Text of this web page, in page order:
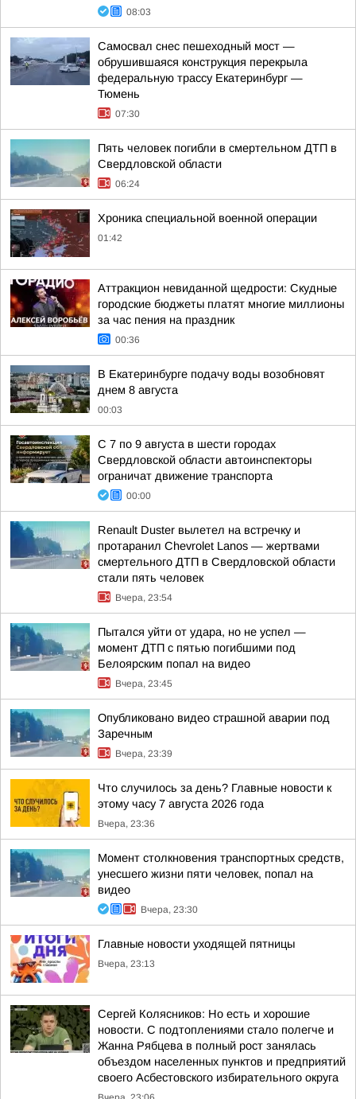
08:03
Самосвал снес пешеходный мост —
обрушившаяся конструкция перекрыла
федеральную трассу Екатеринбург —
Тюмень
07:30
Пять человек погибли в смертельном ДТП в
Свердловской области
06:24
Хроника специальной военной операции
01:42
Аттракцион невиданной щедрости: Скудные
городские бюджеты платят многие миллионы
за час пения на праздник
00:36
В Екатеринбурге подачу воды возобновят
днем 8 августа
00:03
С 7 по 9 августа в шести городах
Свердловской области автоинспекторы
ограничат движение транспорта
00:00
Renault Duster вылетел на встречку и
протаранил Chevrolet Lanos — жертвами
смертельного ДТП в Свердловской области
стали пять человек
Вчера, 23:54
Пытался уйти от удара, но не успел —
момент ДТП с пятью погибшими под
Белоярским попал на видео
Вчера, 23:45
Опубликовано видео страшной аварии под
Заречным
Вчера, 23:39
Что случилось за день? Главные новости к
этому часу 7 августа 2026 года
Вчера, 23:36
Момент столкновения транспортных средств,
унесшего жизни пяти человек, попал на
видео
Вчера, 23:30
Главные новости уходящей пятницы
Вчера, 23:13
Сергей Колясников: Но есть и хорошие
новости. С подтоплениями стало полегче и
Жанна Рябцева в полный рост занялась
объездом населенных пунктов и предприятий
своего Асбестовского избирательного округа